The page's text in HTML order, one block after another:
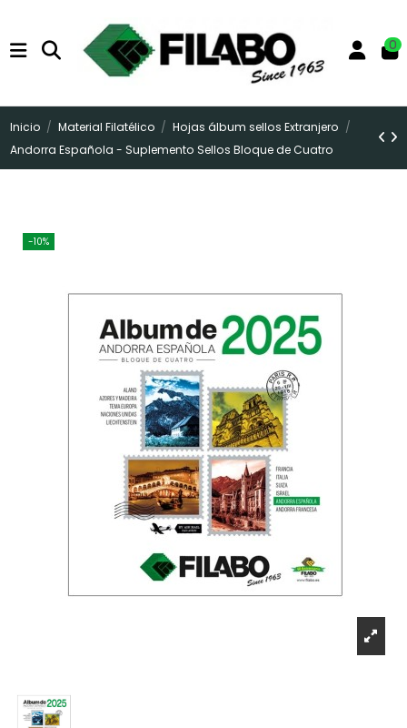
0
Inicio Material Filatélico
Hojas álbum sellos Extranjero
Andorra Española - Suplemento Sellos Bloque de Cuatro
-10%